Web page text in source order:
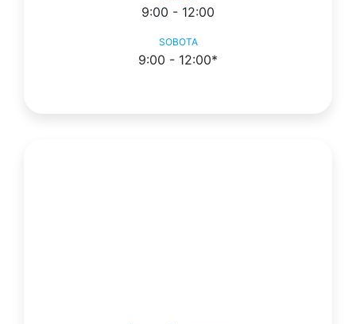
9:00 - 12:00
SOBOTA
9:00 - 12:00*